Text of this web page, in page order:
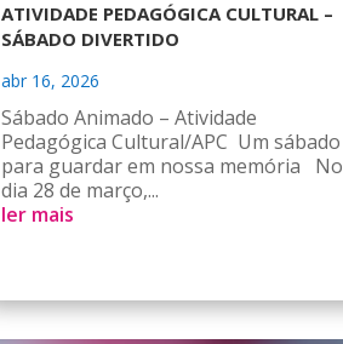
ATIVIDADE PEDAGÓGICA CULTURAL –
SÁBADO DIVERTIDO
abr 16, 2026
Sábado Animado – Atividade
Pedagógica Cultural/APC Um sábado
para guardar em nossa memória No
dia 28 de março,...
ler mais